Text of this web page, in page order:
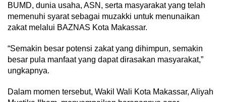
BUMD, dunia usaha, ASN, serta masyarakat yang telah
memenuhi syarat sebagai muzakki untuk menunaikan
zakat melalui BAZNAS Kota Makassar.
“Semakin besar potensi zakat yang dihimpun, semakin
besar pula manfaat yang dapat dirasakan masyarakat,”
ungkapnya.
Dalam momen tersebut, Wakil Wali Kota Makassar, Aliyah